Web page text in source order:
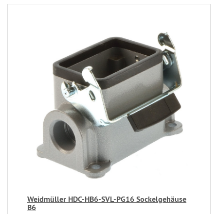
Weidmüller HDC-HB6-SVL-PG16 Sockelgehäuse
B6